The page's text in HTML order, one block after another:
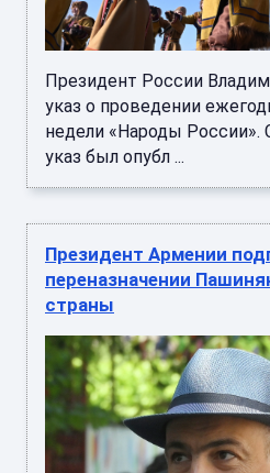
Президент России
указ о проведении
недели «Народы
указ был опубл ...
Президент Армении
переназначении
страны